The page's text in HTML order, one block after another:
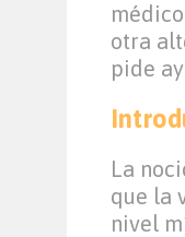
otra
pide
La
que la
nivel